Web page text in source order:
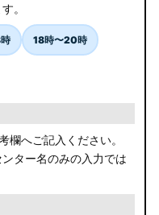
。
18時〜20時
欄へご記入ください。
ター名のみの入力では